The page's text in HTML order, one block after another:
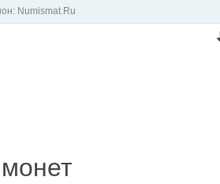
Numismat.Ru